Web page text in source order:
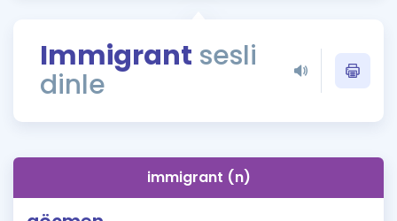
Rehberlik Aracı
ÖSYM Sınav Takvimi
İngilizce Gramer
Immigrant sesli
dinle
immigrant (n)